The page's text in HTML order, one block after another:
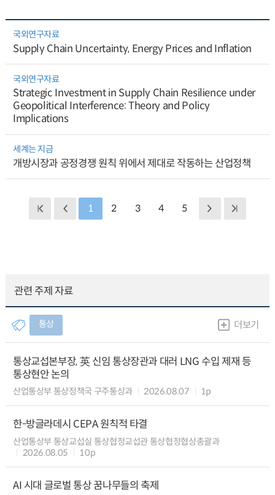
국외연구자료
Supply Chain Uncertainty, Energy Prices and Inflation
국외연구자료
Strategic Investment in Supply Chain Resilience under
Geopolitical Interference: Theory and Policy
Implications
세계는 지금
개방시장과 공정경쟁 원칙 위에서 제대로 작동하는 산업정책
1 2 3 4 5
관련 주제 자료
통상 더보기
통상교섭본부장, 英 신임 통상장관과 대러 LNG 수입 제재 등
통상현안 논의
산업통상부 통상정책국 구주통상과 2026.08.07 1p
한-방글라데시 CEPA 원칙적 타결
산업통상부 통상교섭실 통상협정교섭관 통상협정협상총괄과
2026.08.05
10p
AI 시대 글로벌 통상 꿈나무들의 축제